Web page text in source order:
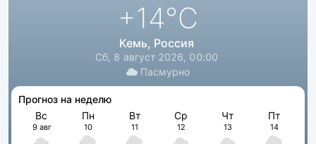
+14°C
Кемь, Россия
Сб, 8 август 2026, 00:00
Пасмурно
Прогноз на неделю
Вс
9 авг
Пн
10
Вт
11
Ср
12
Чт
13
Пт
14